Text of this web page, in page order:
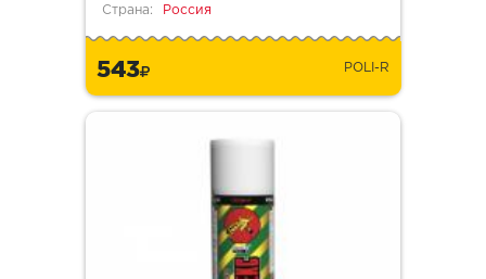
Страна:
Россия
543 POLI-R